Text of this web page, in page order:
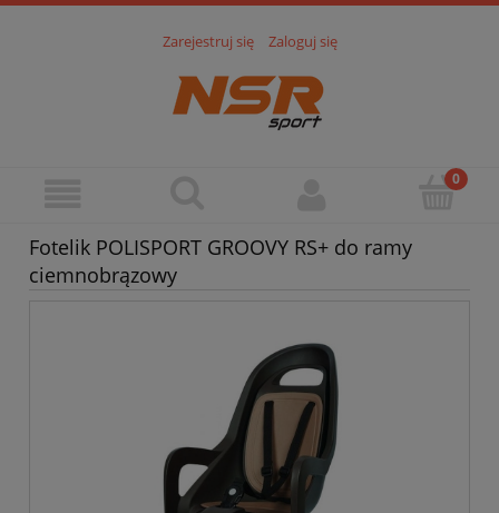
Zarejestruj się Zaloguj się
Fotelik POLISPORT GROOVY RS+ do ramy
ciemnobrązowy